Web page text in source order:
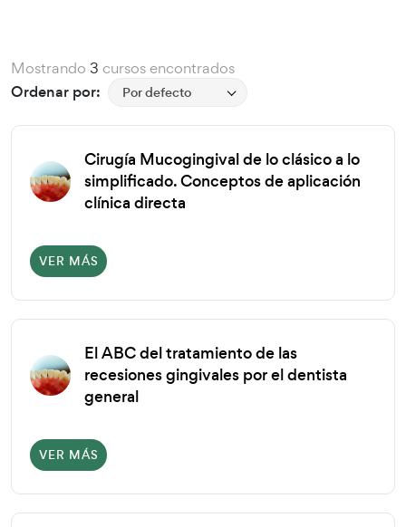
Mostrando 3 cursos encontrados
Ordenar por: Por defecto
Cirugía Mucogingival de lo clásico a lo
simplificado. Conceptos de aplicación
clínica directa
VER MÁS
El ABC del tratamiento de las
recesiones gingivales por el dentista
general
VER MÁS